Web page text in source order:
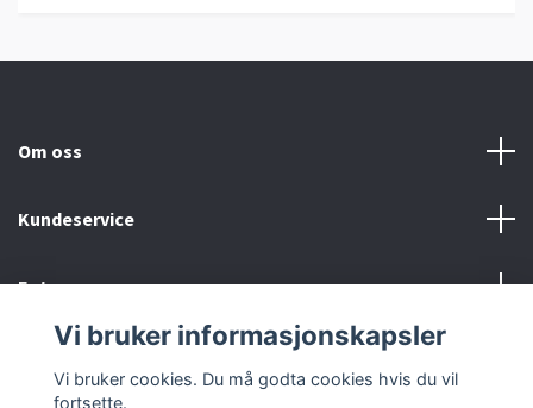
Om oss
Kundeservice
Fotmeny
Sosiale medier
Vi bruker informasjonskapsler
Vi bruker cookies. Du må godta cookies hvis du vil
fortsette.